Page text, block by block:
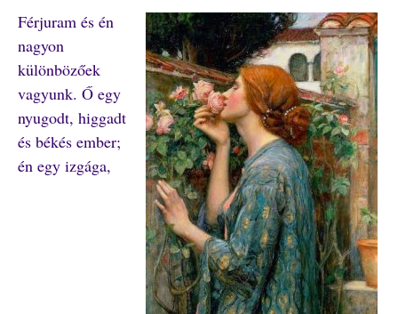
Férjuram és én
nagyon
különbözőek
vagyunk. Ő egy
nyugodt, higgadt
és békés ember;
én egy izgága,